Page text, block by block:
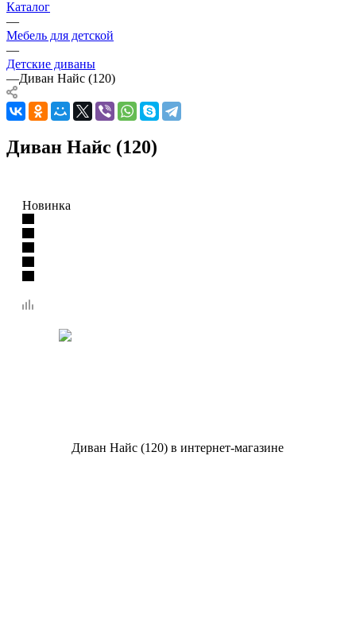
Каталог
—
Мебель для детской
—
Детские диваны
—Диван Найс (120)
Диван Найс (120)
Новинка